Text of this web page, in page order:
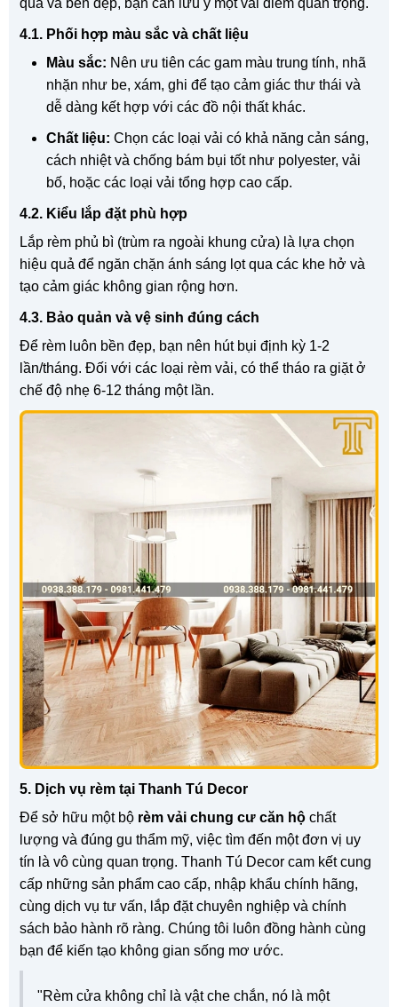
quả và bền đẹp, bạn cần lưu ý một vài điểm quan trọng.
4.1. Phối hợp màu sắc và chất liệu
Màu sắc: Nên ưu tiên các gam màu trung tính, nhã
nhặn như be, xám, ghi để tạo cảm giác thư thái và
dễ dàng kết hợp với các đồ nội thất khác.
Chất liệu: Chọn các loại vải có khả năng cản sáng,
cách nhiệt và chống bám bụi tốt như polyester, vải
bố, hoặc các loại vải tổng hợp cao cấp.
4.2. Kiểu lắp đặt phù hợp
Lắp rèm phủ bì (trùm ra ngoài khung cửa) là lựa chọn
hiệu quả để ngăn chặn ánh sáng lọt qua các khe hở và
tạo cảm giác không gian rộng hơn.
4.3. Bảo quản và vệ sinh đúng cách
Để rèm luôn bền đẹp, bạn nên hút bụi định kỳ 1-2
lần/tháng. Đối với các loại rèm vải, có thể tháo ra giặt ở
chế độ nhẹ 6-12 tháng một lần.
5. Dịch vụ rèm tại Thanh Tú Decor
Để sở hữu một bộ rèm vải chung cư căn hộ chất
lượng và đúng gu thẩm mỹ, việc tìm đến một đơn vị uy
tín là vô cùng quan trọng. Thanh Tú Decor cam kết cung
cấp những sản phẩm cao cấp, nhập khẩu chính hãng,
cùng dịch vụ tư vấn, lắp đặt chuyên nghiệp và chính
sách bảo hành rõ ràng. Chúng tôi luôn đồng hành cùng
bạn để kiến tạo không gian sống mơ ước.
"Rèm cửa không chỉ là vật che chắn, nó là một